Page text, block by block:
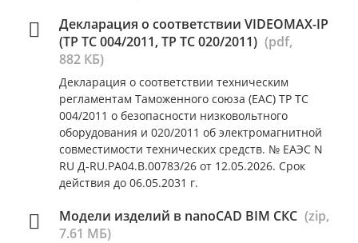
Декларация о соответствии VIDEOMAX-IP
(ТР ТС 004/2011, ТР ТС 020/2011) (pdf,
882 КБ)
Декларация о соответствии техническим
регламентам Таможенного союза (ЕАС) ТР ТС
004/2011 о безопасности низковольтного
оборудования и 020/2011 об электромагнитной
совместимости технических средств. № ЕАЭС N
RU Д-RU.РА04.В.00783/26 от 12.05.2026. Срок
действия до 06.05.2031 г.
Модели изделий в nanoCAD BIM СКС (zip,
7.61 МБ)